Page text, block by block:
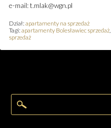
e-mail: t.mlak@wgn.pl
Dział: apartamenty na sprzedaż
Tagi: apartamenty Bolesławiec sprzedaż,
sprzedaż